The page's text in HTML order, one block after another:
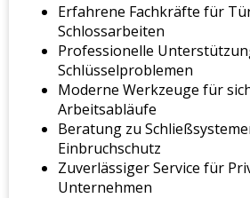
Erfahrene Fachkräfte für
Schlossarbeiten
Professionelle
Schlüsselproblemen
Moderne Werkzeuge für
Arbeitsabläufe
Beratung zu
Einbruchschutz
Zuverlässiger Service für
Unternehmen